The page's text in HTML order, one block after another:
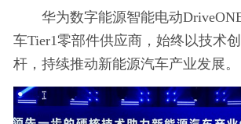
华为数字能源智能电动
车Tier1零部件供应商，始终以技术
杆，持续推动新能源汽车产业发展。